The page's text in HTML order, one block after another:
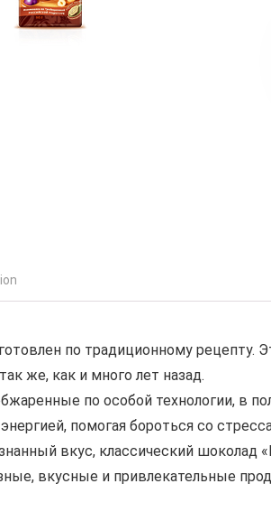
по традиционному рецепту.
же, как и много лет назад.
по особой технологии, в
помогая бороться со
вкус, классический
вкусные и привлекательные